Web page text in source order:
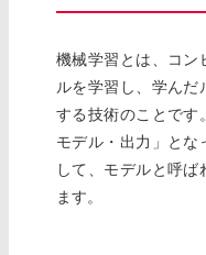
機械学習とは、コン
ルを学習し、学んだ
する技術のことです
モデル・出力」とな
して、モデルと呼
ます。